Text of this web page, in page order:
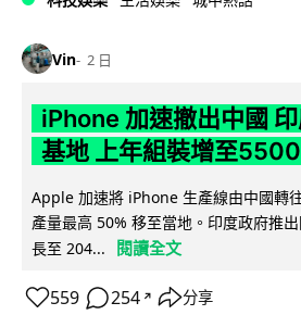
Vin 2 日
iPhone 加速撤出中國
基地 上年組裝增至
Apple 加速將 iPhone 生產線由中國轉
產量最高 50% 移至當地。印度政府推
長至 204...
閱讀全文
559 254 ↗ 分享